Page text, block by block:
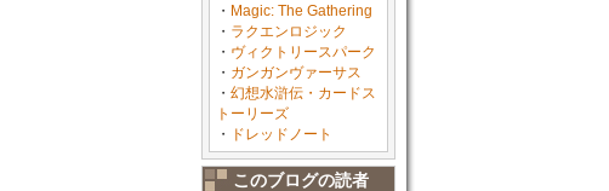
・ Magic: The Gathering
・ ラクエンロジック
・ ヴィクトリースパーク
・ ガンガンヴァーサス
・ 幻想水滸伝・カードス
トーリーズ
・
ドレッドノート
このブログの読者